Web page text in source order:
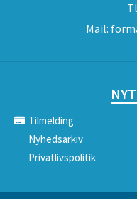
Mail:
Tilmelding
Nyhedsarkiv
Privatlivspolitik